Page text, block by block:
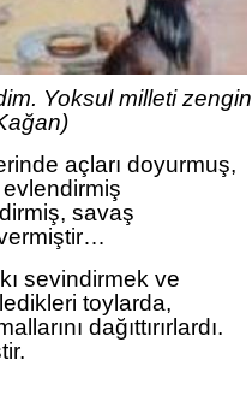
Yoksul milleti zengin
açları doyurmuş,
evlendirmiş
savaş
sevindirmek ve
toylarda,
dağıttırırlardı.